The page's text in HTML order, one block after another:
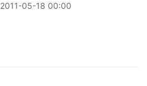
2011-05-18 00:00